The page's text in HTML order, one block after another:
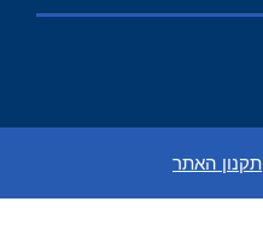
תקנון האתר